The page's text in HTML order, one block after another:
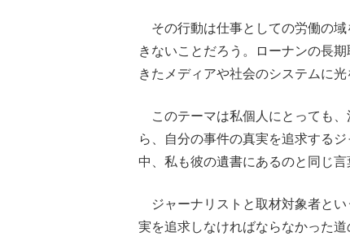
その行動は仕事としての労働の域
きないことだろう。ローナンの長
きたメディアや社会のシステムに光
このテーマは私個人にとっても、
ら、自分の事件の真実を追求する
中、私も彼の遺書にあるのと同じ言
ジャーナリストと取材対象者とい
実を追求しなければならなかった